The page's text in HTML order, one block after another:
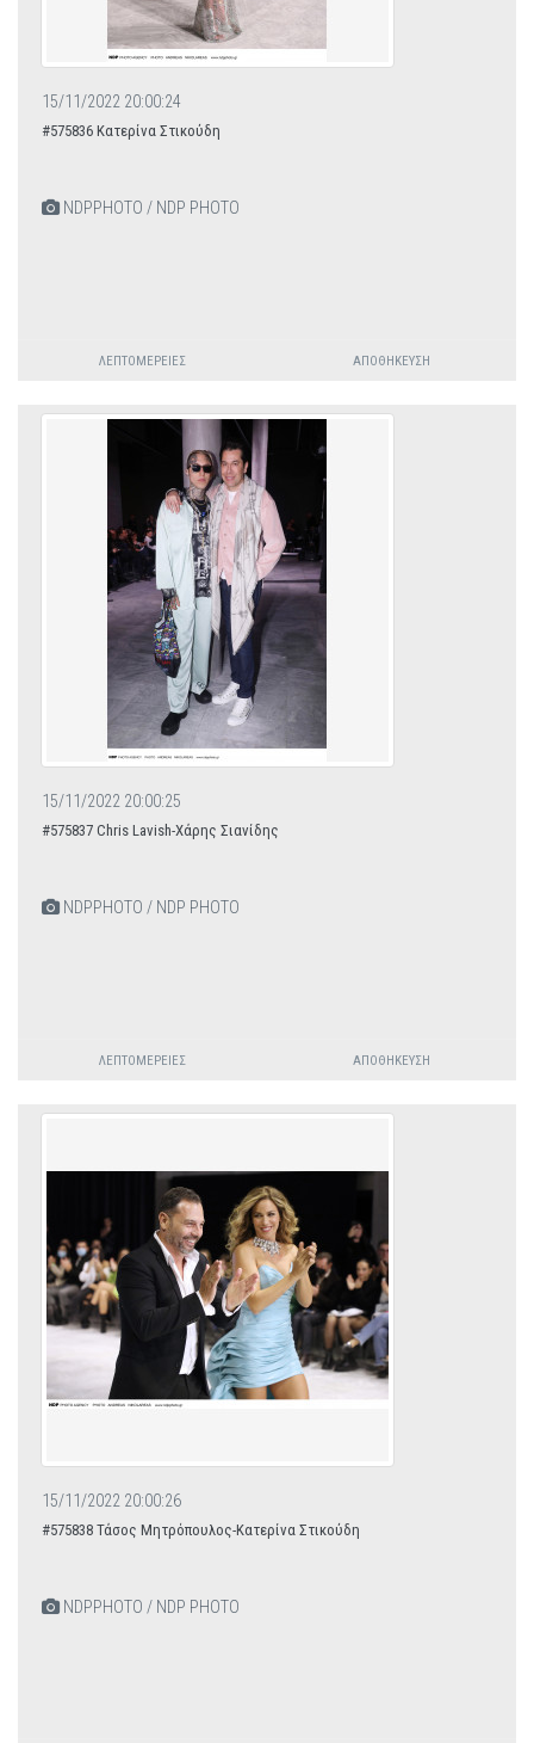
15/11/2022 20:00:24
#575836 Κατερίνα Στικούδη
NDPPHOTO / NDP PHOTO
ΛΕΠΤΟΜΈΡΕΙΕΣ ΑΠΟΘΉΚΕΥΣΗ
15/11/2022 20:00:25
#575837 Chris Lavish-Χάρης Σιανίδης
NDPPHOTO / NDP PHOTO
ΛΕΠΤΟΜΈΡΕΙΕΣ ΑΠΟΘΉΚΕΥΣΗ
15/11/2022 20:00:26
#575838 Τάσος Μητρόπουλος-Κατερίνα Στικούδη
NDPPHOTO / NDP PHOTO